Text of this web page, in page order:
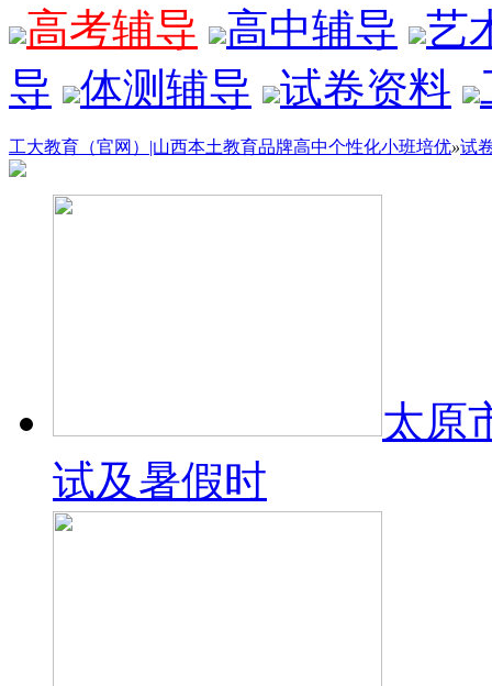
高考辅导 高中辅导
艺
导
体测辅导 试卷资料
工大教育（官网）|山西本土教育品牌高中个性化小班培优»试
太原
试及暑假时